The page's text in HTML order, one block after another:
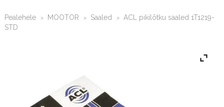
Pealehele > MOOTOR > Saaled >
ACL pikilõtku saaled 1T1219-
STD